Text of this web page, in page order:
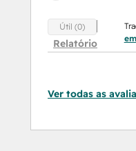
Útil (0)
Relatório
Ver todas as